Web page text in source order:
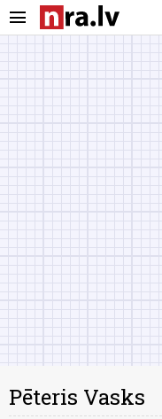
menu
Pēteris Vasks